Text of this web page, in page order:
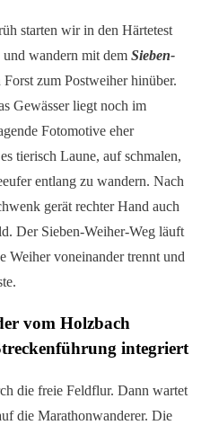
starten wir in den Härtetest
und wandern mit demSieben-
zum Postweiher hinüber.
Gewässer liegt noch im
Fotomotive eher
tierisch Laune, auf schmalen,
entlang zu wandern. Nach
gerät rechter Hand auch
Der Sieben-Weiher-Weg läuft
Weiher voneinander trennt und
vom Holzbach
integriert
die freie Feldflur. Dann wartet
die Marathonwanderer. Die